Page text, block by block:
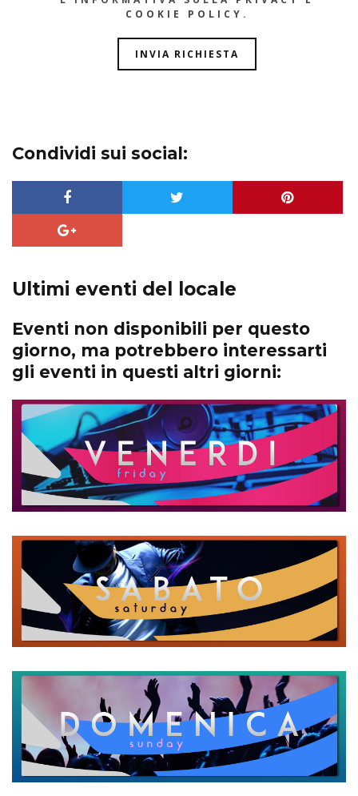
COOKIE POLICY .
Condividi sui social:
Ultimi eventi del locale
Eventi non disponibili per questo
giorno, ma potrebbero interessarti
gli eventi in questi altri giorni: